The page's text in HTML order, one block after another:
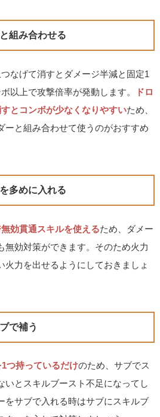
組み合わせる
なげて消すとダメージ半減と固定1
以上で攻撃倍率が発動します。
ドロ
とコンボが少なくなりやすいため、
ーと組み合わせて使うのがおすすめ
多めに入れる
効貫通スキルを使えるため、ダメー
無効対策ができます。そのため火力
火力を出せるようにしておきましょ
で補う
つ持っているだけのため、サブでス
いとスキルブースト不足になってし
をサブで入れる時はサブにスキルブ